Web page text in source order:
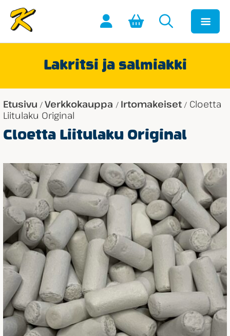
Lakritsi ja salmiakki
Etusivu / Verkkokauppa / Irtomakeiset / Cloetta
Liitulaku Original
Cloetta Liitulaku Original